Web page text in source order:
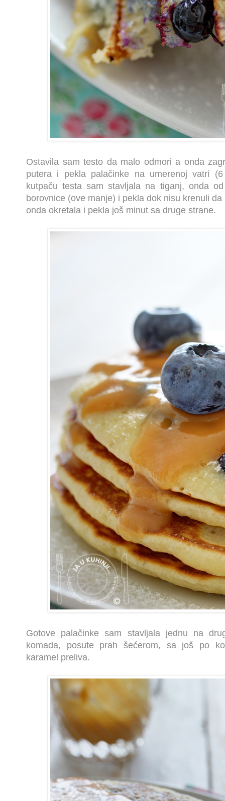
Ostavila sam testo da malo odmori a onda
putera i pekla palačinke na umerenoj vatri
kutpaču testa sam stavljala na tiganj, onda
borovnice (ove manje) i pekla dok nisu krenuli
onda okretala i pekla još minut sa druge strane.
Gotove palačinke sam stavljala jednu na
komada, posute prah šećerom, sa još po
karamel preliva.